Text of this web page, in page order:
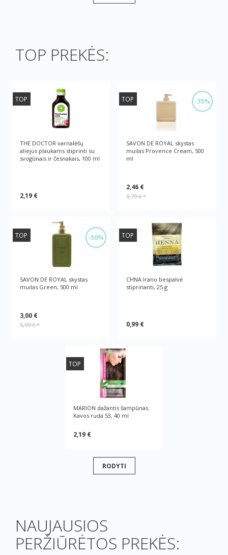
TOP PREKĖS:
TOP
THE DOCTOR varnalėšų
aliejus plaukams stiprinti su
svogūnais ir česnakais, 100 ml
2,19 €
-35%
TOP
SAVON DE ROYAL skystas
muilas Provence Cream, 500
ml
2,46 €
3,79 €*
-50%
TOP
SAVON DE ROYAL skystas
muilas Green, 500 ml
3,00 €
5,99 €*
TOP
CHNA Irano bespalvė
stiprinanti, 25 g
0,99 €
TOP
MARION dažantis šampūnas.
Kavos ruda 53, 40 ml
2,19 €
RODYTI
NAUJAUSIOS
PERŽIŪRĖTOS PREKĖS: